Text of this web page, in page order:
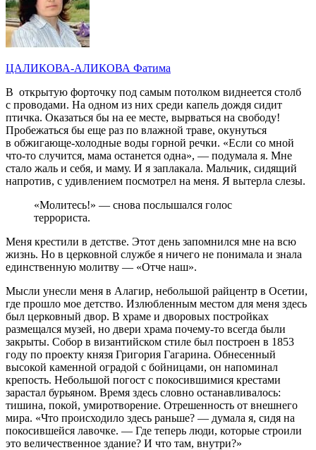
ЦАЛИКОВА-АЛИКОВА Фатима
В открытую форточку под самым потолком виднеется столб
с проводами. На одном из них среди капель дождя сидит
птичка. Оказаться бы на ее месте, вырваться на свободу!
Пробежаться бы еще раз по влажной траве, окунуться
в обжигающе-холодные воды горной речки. «Если со мной
что-то случится, мама останется одна», — подумала я. Мне
стало жаль и себя, и маму. И я заплакала. Мальчик, сидящий
напротив, с удивлением посмотрел на меня. Я вытерла слезы.
«Молитесь!» — снова послышался голос
террориста.
Меня крестили в детстве. Этот день запомнился мне на всю
жизнь. Но в церковной службе я ничего не понимала и знала
единственную молитву — «Отче наш».
Мысли унесли меня в Алагир, небольшой райцентр в Осетии,
где прошло мое детство. Излюбленным местом для меня здесь
был церковный двор. В храме и дворовых постройках
размещался музей, но двери храма почему-то всегда были
закрыты. Собор в византийском стиле был построен в 1853
году по проекту князя Григория Гагарина. Обнесенный
высокой каменной оградой с бойницами, он напоминал
крепость. Небольшой погост с покосившимися крестами
зарастал бурьяном. Время здесь словно останавливалось:
тишина, покой, умиротворение. Отрешенность от внешнего
мира. «Что происходило здесь раньше? — думала я, сидя на
покосившейся лавочке. — Где теперь люди, которые строили
это величественное здание? И что там, внутри?»